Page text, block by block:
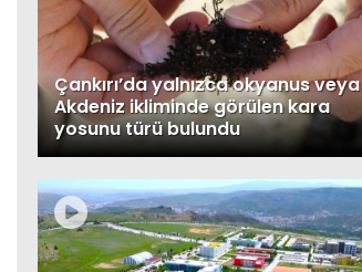
Çankırı’da yalnızca okyanus veya
Akdeniz ikliminde görülen kara
yosunu türü bulundu